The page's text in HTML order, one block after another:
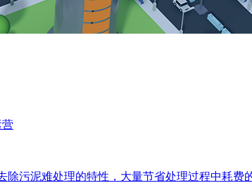
营
污泥难处理的特性，大量节省处理过程中耗